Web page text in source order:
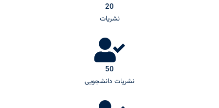
نشریات
20
نشریات دانشجویی
50